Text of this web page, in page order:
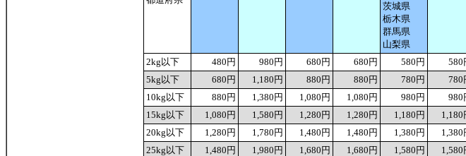
茨城県
栃木県
群馬県
山梨県
2kg以下 480円 980円 680円 680円 580円 580
5kg以下
680円 1,180円 880円 880円 780円 780
10kg以下
880円 1,380円 1,080円 1,080円 980円 980
15kg以下
1,080円 1,580円 1,280円 1,280円 1,180円 1,180
20kg以下
1,280円 1,780円 1,480円 1,480円 1,380円 1,380
25kg以下
1,480円 1,980円 1,680円 1,680円 1,580円 1,580